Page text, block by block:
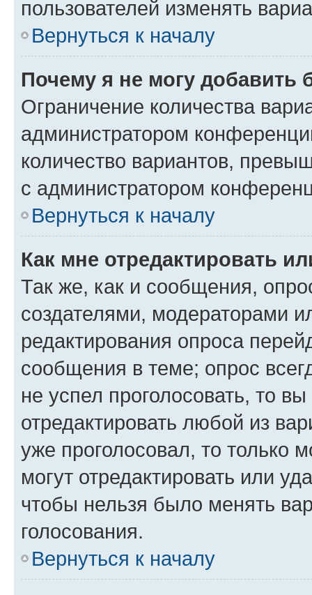
пользователей изменять
Вернуться к началу
Почему я не могу добавить
Ограничение количества
администратором
количество вариантов,
с администратором
Вернуться к началу
Как мне отредактировать
Так же, как и сообщения,
создателями, модераторами
редактирования опроса
сообщения в теме; опрос
не успел проголосовать, то
отредактировать любой из
уже проголосовал, то только
могут отредактировать или
чтобы нельзя было менять
голосования.
Вернуться к началу